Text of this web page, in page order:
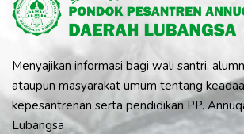
Menyajikan informasi bagi wali santri,
ataupun masyarakat umum tentang
kepesantrenan serta pendidikan PP.
Lubangsa